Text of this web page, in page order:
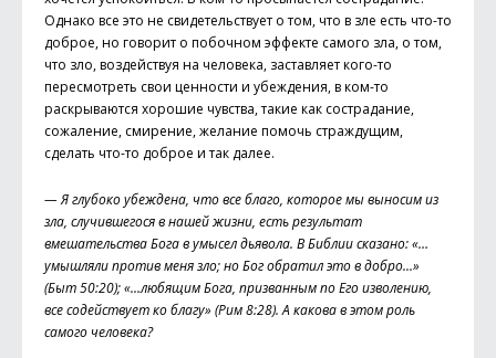
Однако все это не свидетельствует о том, что в зле есть что-то
доброе, но говорит о побочном эффекте самого зла, о том,
что зло, воздействуя на человека, заставляет кого-то
пересмотреть свои ценности и убеждения, в ком-то
раскрываются хорошие чувства, такие как сострадание,
сожаление, смирение, желание помочь страждущим,
сделать что-то доброе и так далее.
— Я глубоко убеждена, что все благо, которое мы выносим из
зла, случившегося в нашей жизни, есть результат
вмешательства Бога в умысел дьявола. В Библии сказано: «…
умышляли против меня зло; но Бог обратил это в доб­ро...»
(Быт 50:20); «...любящим Бога, призванным по Его изволению,
все содействует ко благу» (Рим 8:28). А какова в этом роль
самого человека?